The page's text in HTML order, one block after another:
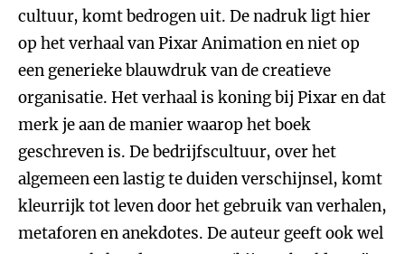
cultuur, komt bedrogen uit. De nadruk ligt hier
op het verhaal van Pixar Animation en niet op
een generieke blauwdruk van de creatieve
organisatie. Het verhaal is koning bij Pixar en dat
merk je aan de manier waarop het boek
geschreven is. De bedrijfscultuur, over het
algemeen een lastig te duiden verschijnsel, komt
kleurrijk tot leven door het gebruik van verhalen,
metaforen en anekdotes. De auteur geeft ook wel